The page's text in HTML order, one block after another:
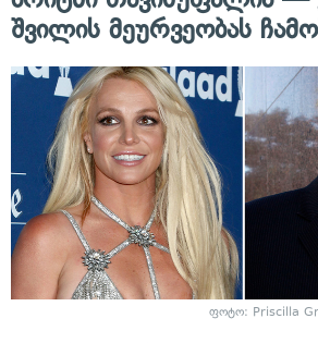
შვილის მეურვეობას
ფოტო: Priscilla